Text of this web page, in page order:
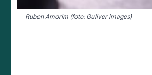
Ruben Amorim (foto: Guliver images)